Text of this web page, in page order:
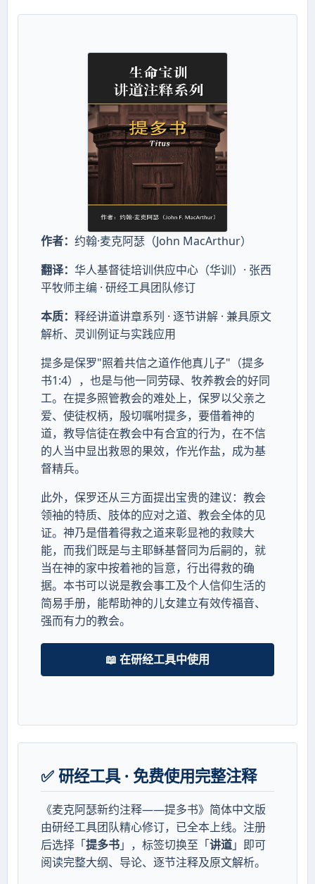
作者： 约翰·麦克阿瑟（John MacArthur）
翻译： 华人基督徒培训供应中心（华训）· 张西
平牧师主编 · 研经工具团队修订
本质： 释经讲道讲章系列 · 逐节讲解 · 兼具原文
解析、灵训例证与实践应用
提多是保罗"照着共信之道作他真儿子"（提多
书1:4），也是与他一同劳碌、牧养教会的好同
工。在提多照管教会的难处上，保罗以父亲之
爱、使徒权柄，殷切嘱咐提多，要借着神的
道，教导信徒在教会中有合宜的行为，在不信
的人当中显出救恩的果效，作光作盐，成为基
督精兵。
此外，保罗还从三方面提出宝贵的建议：教会
领袖的特质、肢体的应对之道、教会全体的见
证。神乃是借着得救之道来彰显祂的救赎大
能，而我们既是与主耶稣基督同为后嗣的，就
当在神的家中按着祂的旨意，行出得救的确
据。本书可以说是教会事工及个人信仰生活的
简易手册，能帮助神的儿女建立有效传福音、
强而有力的教会。
📖 在研经工具中使用
✅ 研经工具 · 免费使用完整注释
《麦克阿瑟新约注释——提多书》简体中文版
由研经工具团队精心修订，已全本上线。注册
后选择「提多书」，标签切换至「讲道」即可
阅读完整大纲、导论、逐节注释及原文解析。